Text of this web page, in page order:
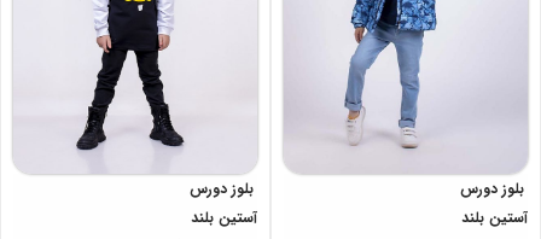
بلوز دورس
آستین بلند
بلوز دورس
آستین بلند